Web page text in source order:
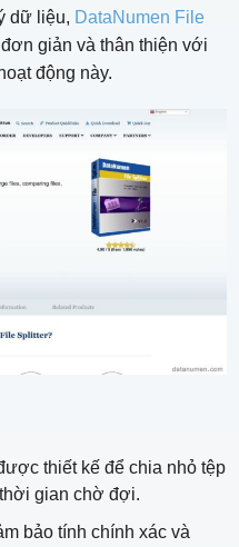
dữ liệu, DataNumen File
giản và thân thiện với
động này.
thiết kế để chia nhỏ tệp
gian chờ đợi.
bảo tính chính xác và